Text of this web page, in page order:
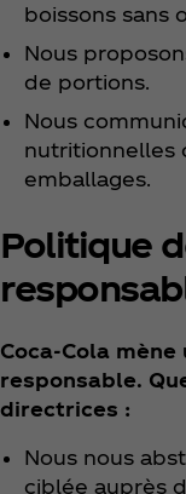
boissons sans
Nous
de portions.
Nous
nutritionnelles
emballages.
Politique
Coca‑Cola
responsable.
directrices :
Nous nous
ciblée auprès